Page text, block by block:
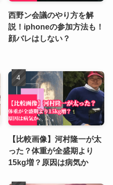
西野ン会議のやり方を解
説！iphoneの参加方法も！
顔バレはしない？
【比較画像】河村隆一が太
った？体重が全盛期より
15kg増？原因は病気か